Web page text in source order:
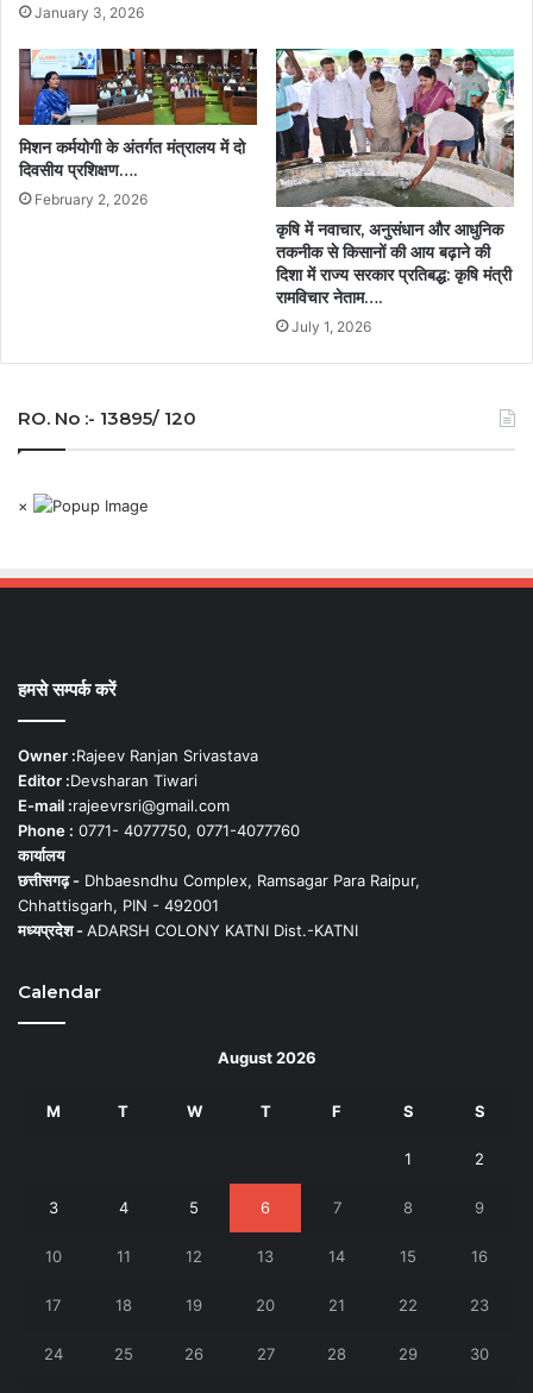
January 3, 2026
मिशन कर्मयोगी के अंतर्गत मंत्रालय में दो
दिवसीय प्रशिक्षण….
February 2, 2026
कृषि में नवाचार, अनुसंधान और आधुनिक
तकनीक से किसानों की आय बढ़ाने की
दिशा में राज्य सरकार प्रतिबद्ध: कृषि मंत्री
रामविचार नेताम….
July 1, 2026
RO. No :- 13895/ 120
×
हमसे सम्पर्क करें
Owner :Rajeev Ranjan Srivastava
Editor :Devsharan Tiwari
E-mail :rajeevrsri@gmail.com
Phone : 0771- 4077750, 0771-4077760
कार्यालय
छत्तीसगढ़ - Dhbaesndhu Complex, Ramsagar Para Raipur,
Chhattisgarh, PIN - 492001
मध्यप्रदेश -ADARSH COLONY KATNI Dist.-KATNI
Calendar
August 2026
M T W T F S S
1 2
3 4 5 6 7 8 9
10 11 12 13 14 15 16
17 18 19 20 21 22 23
24 25 26 27 28 29 30